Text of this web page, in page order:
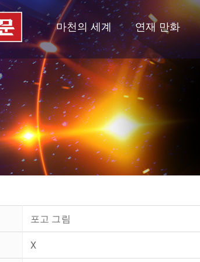
마천의 세계 연재 만화
포고 그림
X